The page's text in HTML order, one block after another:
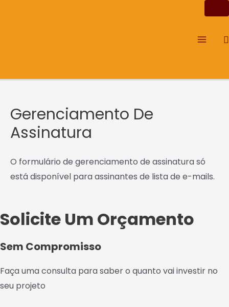
Main
Gerenciamento De
Assinatura
O formulário de gerenciamento de assinatura só
está disponível para assinantes de lista de e-mails.
Solicite Um Orçamento
Sem Compromisso
Faça uma consulta para saber o quanto vai investir no
seu projeto